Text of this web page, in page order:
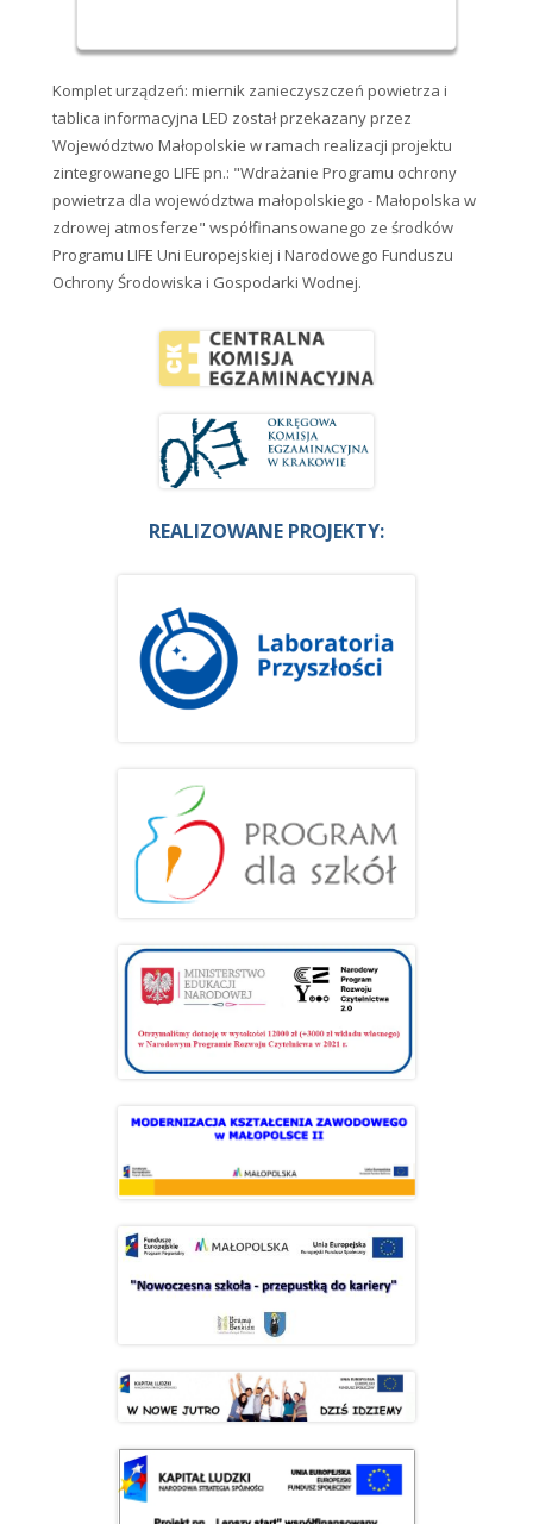
Komplet urządzeń: miernik zanieczyszczeń powietrza i
tablica informacyjna LED został przekazany przez
Województwo Małopolskie w ramach realizacji projektu
zintegrowanego LIFE pn.: "Wdrażanie Programu ochrony
powietrza dla województwa małopolskiego - Małopolska w
zdrowej atmosferze" współfinansowanego ze środków
Programu LIFE Uni Europejskiej i Narodowego Funduszu
Ochrony Środowiska i Gospodarki Wodnej.
REALIZOWANE PROJEKTY: